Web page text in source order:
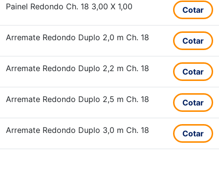
Painel Redondo Ch. 18 3,00 X 1,00 Cotar
Arremate Redondo Duplo 2,0 m Ch. 18 Cotar
Arremate Redondo Duplo 2,2 m Ch. 18 Cotar
Arremate Redondo Duplo 2,5 m Ch. 18 Cotar
Arremate Redondo Duplo 3,0 m Ch. 18 Cotar